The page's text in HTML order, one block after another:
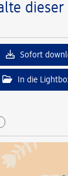
Sofort
In die